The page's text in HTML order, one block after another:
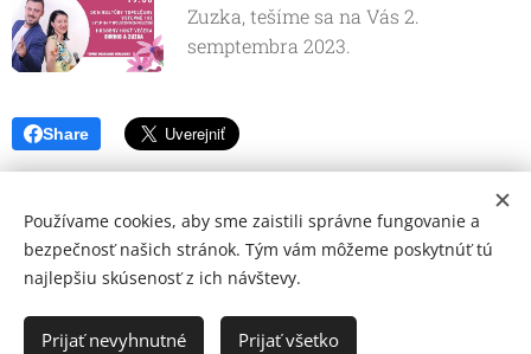
Zuzka, tešíme sa na Vás 2.
semptembra 2023.
Share
© 2026 Mediálna a kultúrna spoločnosť Topoľčany, s.r.o.
Ochrana osobných údajov
Používame cookies, aby sme zaistili správne fungovanie a
bezpečnosť našich stránok. Tým vám môžeme poskytnúť tú
najlepšiu skúsenosť z ich návštevy.
Prijať nevyhnutné Prijať všetko